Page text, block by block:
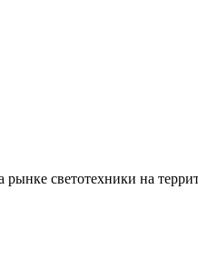
рынке светотехники на